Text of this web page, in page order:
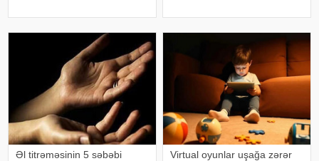
verir ki, əsnəmək insan
orqanizminin ən adi
Əl titrəməsinin 5 səbəbi
Virtual oyunlar uşağa zərər